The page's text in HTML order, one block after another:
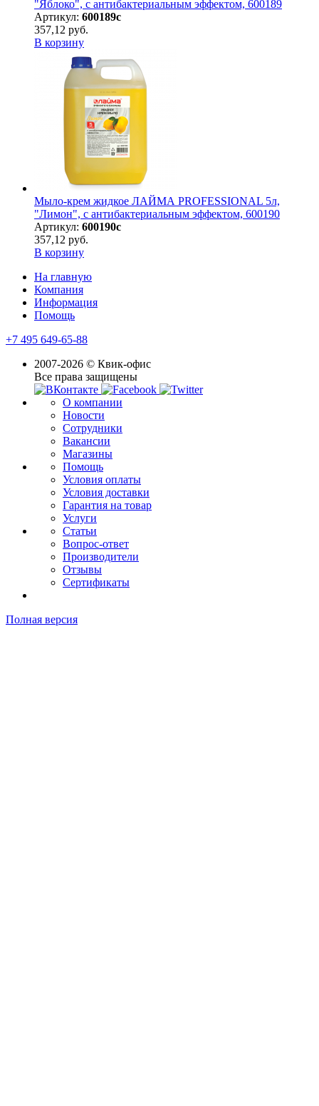
"Яблоко", с антибактериальным эффектом, 600189
Артикул: 600189с
357,12 руб.
В корзину
Мыло-крем жидкое ЛАЙМА PROFESSIONAL 5л,
"Лимон", с антибактериальным эффектом, 600190
Артикул: 600190с
357,12 руб.
В корзину
На главную
Компания
Информация
Помощь
+7 495 649-65-88
2007-2026 © Квик-офис
Все права защищены
О компании
Новости
Сотрудники
Вакансии
Магазины
Помощь
Условия оплаты
Условия доставки
Гарантия на товар
Услуги
Статьи
Вопрос-ответ
Производители
Отзывы
Сертификаты
Полная версия